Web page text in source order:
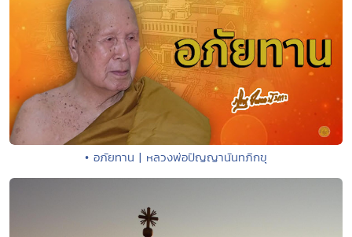
• อภัยทาน | หลวงพ่อปัญญานันทภิกขุ